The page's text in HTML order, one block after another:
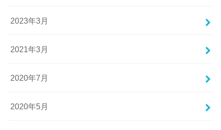
2023年3月
2021年3月
2020年7月
2020年5月